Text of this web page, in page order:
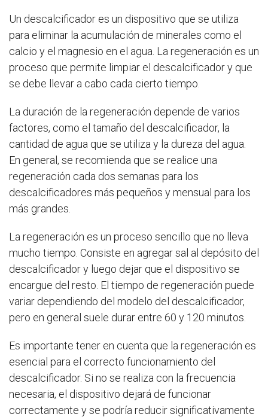
Un descalcificador es un dispositivo que se utiliza
para eliminar la acumulación de minerales como el
calcio y el magnesio en el agua. La regeneración es un
proceso que permite limpiar el descalcificador y que
se debe llevar a cabo cada cierto tiempo.
La duración de la regeneración depende de varios
factores, como el tamaño del descalcificador, la
cantidad de agua que se utiliza y la dureza del agua.
En general, se recomienda que se realice una
regeneración cada dos semanas para los
descalcificadores más pequeños y mensual para los
más grandes.
La regeneración es un proceso sencillo que no lleva
mucho tiempo. Consiste en agregar sal al depósito del
descalcificador y luego dejar que el dispositivo se
encargue del resto. El tiempo de regeneración puede
variar dependiendo del modelo del descalcificador,
pero en general suele durar entre 60 y 120 minutos.
Es importante tener en cuenta que la regeneración es
esencial para el correcto funcionamiento del
descalcificador. Si no se realiza con la frecuencia
necesaria, el dispositivo dejará de funcionar
correctamente y se podría reducir significativamente